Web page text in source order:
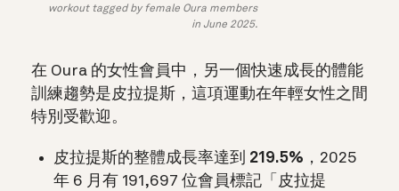
workout tagged by female Oura members
in June 2025.
在 Oura 的女性會員中，另一個快速成長的體能
訓練趨勢是皮拉提斯，這項運動在年輕女性之間
特別受歡迎。
皮拉提斯的整體成長率達到 219.5% ，2025
年 6 月有 191,697 位會員標記「皮拉提